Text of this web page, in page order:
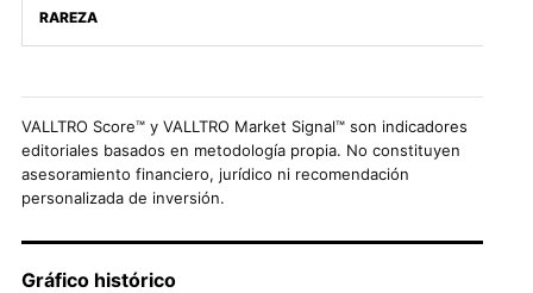
RAREZA
VALLTRO Score™ y VALLTRO Market Signal™ son indicadores
editoriales basados en metodología propia. No constituyen
asesoramiento financiero, jurídico ni recomendación
personalizada de inversión.
Gráfico histórico